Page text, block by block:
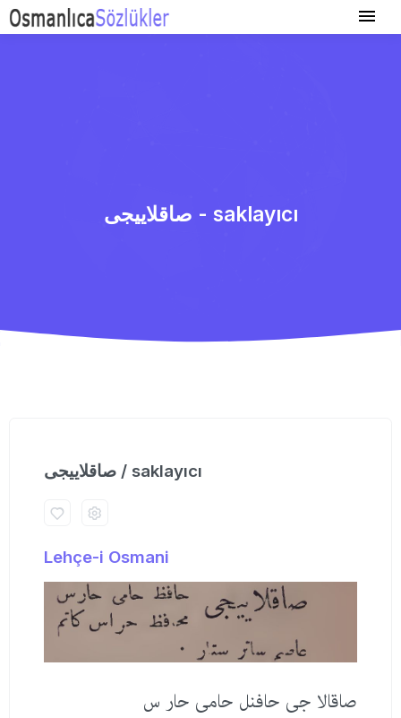
صاقلاییجی - saklayıcı
صاقلاییجی / saklayıcı
Lehçe-i Osmani
صاقالا جی حافنل حامی حار س